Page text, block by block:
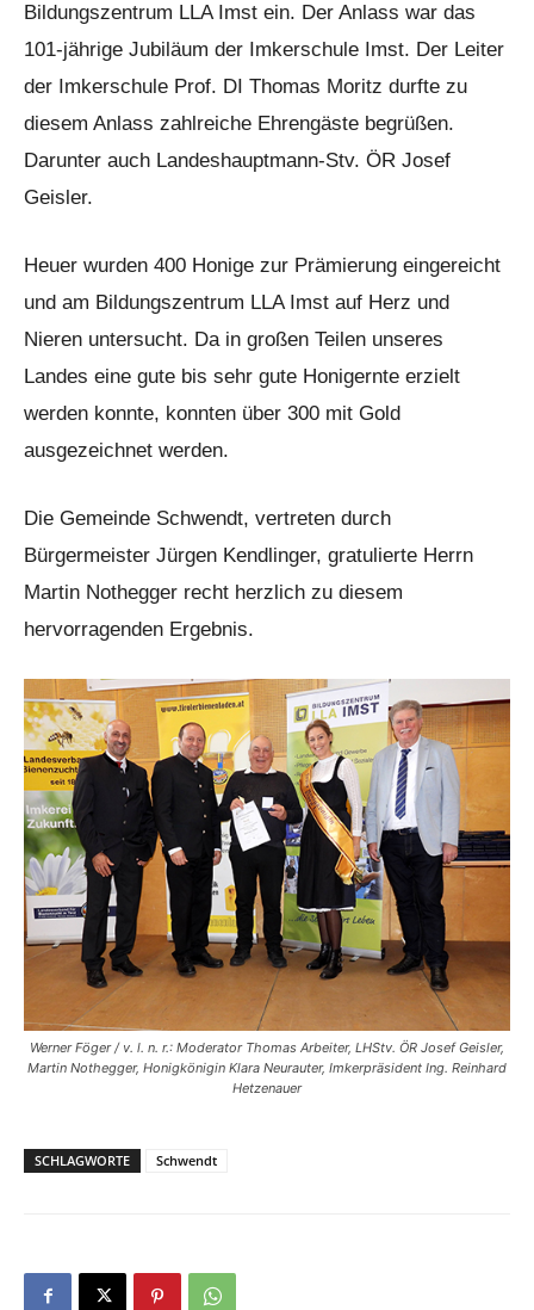
Bildungszentrum LLA Imst ein. Der Anlass war das
101-jährige Jubiläum der Imkerschule Imst. Der Leiter
der Imkerschule Prof. DI Thomas Moritz durfte zu
diesem Anlass zahlreiche Ehrengäste begrüßen.
Darunter auch Landeshauptmann-Stv. ÖR Josef
Geisler.
Heuer wurden 400 Honige zur Prämierung eingereicht
und am Bildungszentrum LLA Imst auf Herz und
Nieren untersucht. Da in großen Teilen unseres
Landes eine gute bis sehr gute Honigernte erzielt
werden konnte, konnten über 300 mit Gold
ausgezeichnet werden.
Die Gemeinde Schwendt, vertreten durch
Bürgermeister Jürgen Kendlinger, gratulierte Herrn
Martin Nothegger recht herzlich zu diesem
hervorragenden Ergebnis.
Werner Föger / v. l. n. r.: Moderator Thomas Arbeiter, LHStv. ÖR Josef Geisler,
Martin Nothegger, Honigkönigin Klara Neurauter, Imkerpräsident Ing. Reinhard
Hetzenauer
SCHLAGWORTE Schwendt